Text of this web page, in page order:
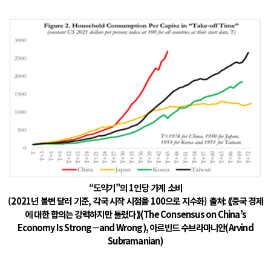
“도약기”의 1인당 가계 소비
(2021년 불변 달러 기준, 각국 시작 시점을 100으로 지수화) 출처:⟪중국 경제
에 대한 합의는 강력하지만 틀렸다⟫(The Consensus on China’s
Economy Is Strong—and Wrong),아르빈드 수브라마니안(Arvind
Subramanian)